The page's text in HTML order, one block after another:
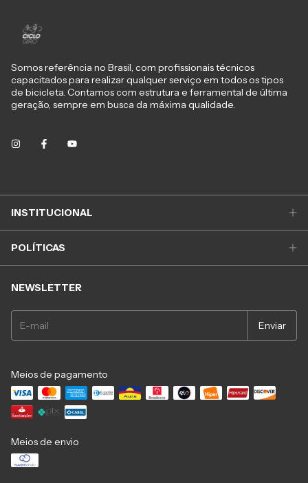
Somos referência no Brasil, com profissionais técnicos
capacitados para realizar qualquer serviço em todos os tipos
de bicicleta. Contamos com estrutura e ferramental de última
geração, sempre em busca da máxima qualidade.
INSTITUCIONAL
POLÍTICAS
NEWSLETTER
Meios de pagamento
Meios de envio